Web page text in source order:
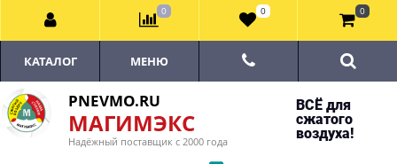
PNEVMO.RU
МАГИМЭКС
Надёжный поставщик с 2000 года
ВСЁ для
сжатого
воздуха!
КАТАЛОГ МЕНЮ
0 0 0